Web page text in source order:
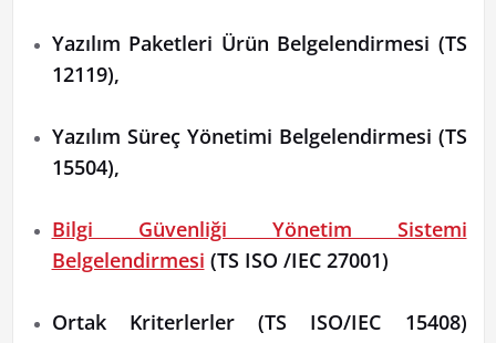
Yazılım Paketleri Ürün Belgelendirmesi (TS
12119),
Yazılım Süreç Yönetimi Belgelendirmesi (TS
15504),
Bilgi Güvenliği Yönetim Sistemi
Belgelendirmesi (TS ISO /IEC 27001)
Ortak Kriterlerler (TS ISO/IEC 15408)